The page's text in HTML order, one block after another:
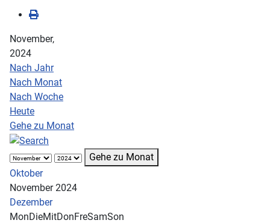
November,
2024
Nach Jahr
Nach Monat
Nach Woche
Heute
Gehe zu Monat
Gehe zu Monat
Oktober
November 2024
Dezember
MonDieMitDonFreSamSon